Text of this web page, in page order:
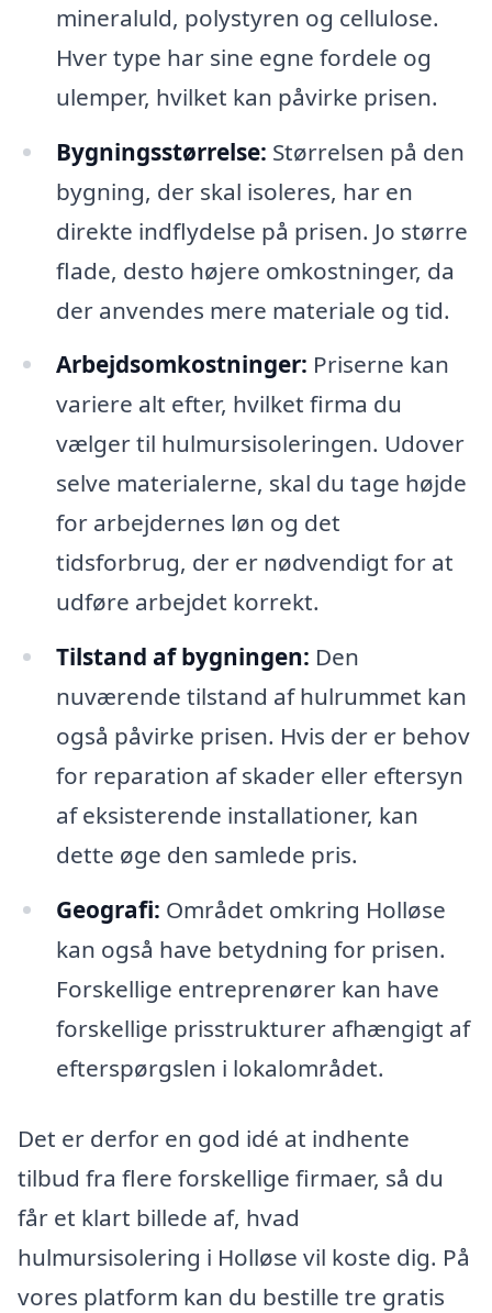
mineraluld, polystyren og cellulose.
Hver type har sine egne fordele og
ulemper, hvilket kan påvirke prisen.
Bygningsstørrelse: Størrelsen på den
bygning, der skal isoleres, har en
direkte indflydelse på prisen. Jo større
flade, desto højere omkostninger, da
der anvendes mere materiale og tid.
Arbejdsomkostninger: Priserne kan
variere alt efter, hvilket firma du
vælger til hulmursisoleringen. Udover
selve materialerne, skal du tage højde
for arbejdernes løn og det
tidsforbrug, der er nødvendigt for at
udføre arbejdet korrekt.
Tilstand af bygningen: Den
nuværende tilstand af hulrummet kan
også påvirke prisen. Hvis der er behov
for reparation af skader eller eftersyn
af eksisterende installationer, kan
dette øge den samlede pris.
Geografi: Området omkring Holløse
kan også have betydning for prisen.
Forskellige entreprenører kan have
forskellige prisstrukturer afhængigt af
efterspørgslen i lokalområdet.
Det er derfor en god idé at indhente
tilbud fra flere forskellige firmaer, så du
får et klart billede af, hvad
hulmursisolering i Holløse vil koste dig. På
vores platform kan du bestille tre gratis